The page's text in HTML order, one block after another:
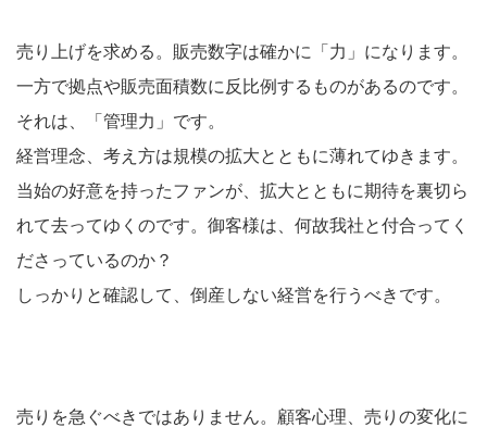
売り上げを求める。販売数字は確かに「力」になります。
一方で拠点や販売面積数に反比例するものがあるのです。
それは、「管理力」です。
経営理念、考え方は規模の拡大とともに薄れてゆきます。
当始の好意を持ったファンが、拡大とともに期待を裏切ら
れて去ってゆくのです。御客様は、何故我社と付合ってく
ださっているのか？
しっかりと確認して、倒産しない経営を行うべきです。
売りを急ぐべきではありません。顧客心理、売りの変化に